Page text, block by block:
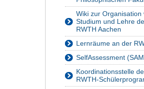
Wiki zur Organisation
Studium und Lehre
RWTH Aachen
Lernräume an der
SelfAssessment
Koordinationsstelle
RWTH-